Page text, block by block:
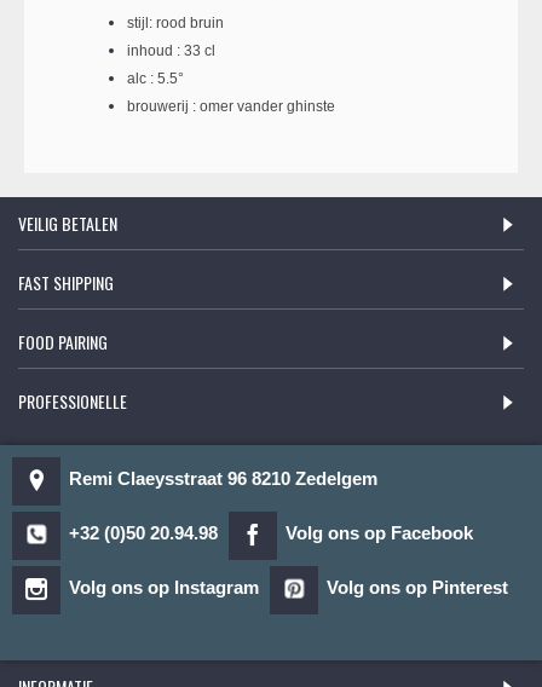
stijl: rood bruin
inhoud : 33 cl
alc : 5.5°
brouwerij : omer vander ghinste
VEILIG BETALEN
FAST SHIPPING
FOOD PAIRING
PROFESSIONELLE
Remi Claeysstraat 96 8210 Zedelgem
+32 (0)50 20.94.98 Volg ons op Facebook
Volg ons op Instagram Volg ons op Pinterest